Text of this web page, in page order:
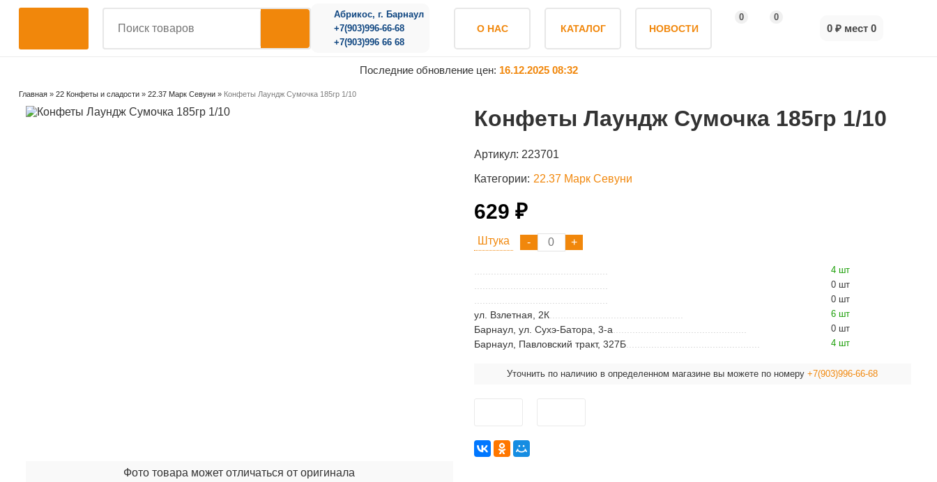
Абрикос, г. Барнаул
+7(903)996-66-68
+7(903)996 66 68
О НАС КАТАЛОГ НОВОСТИ
0 0
0 ₽ мест0
Последние обновление цен: 16.12.2025 08:32
Главная» 22 Конфеты и сладости» 22.37 Марк Севуни» Конфеты Лаундж Сумочка 185гр 1/10
Фото товара может отличаться от оригинала
Конфеты Лаундж Сумочка 185гр 1/10
Артикул: 223701
Категории: 22.37 Марк Севуни
629 ₽
Штука
4 шт
0 шт
0 шт
ул. Взлетная, 2К 6 шт
Барнаул, ул. Сухэ-Батора, 3-а 0 шт
Барнаул, Павловский тракт, 327Б 4 шт
Уточнить по наличию в определенном магазине вы можете по номеру+7(903)996-66-68